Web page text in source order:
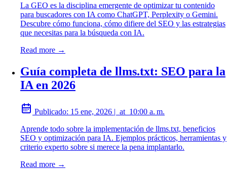
La GEO es la disciplina emergente de optimizar tu contenido
para buscadores con IA como ChatGPT, Perplexity o Gemini.
Descubre cómo funciona, cómo difiere del SEO y las estrategias
que necesitas para la búsqueda con IA.
Read more →
Guía completa de llms.txt: SEO para la
IA en 2026
Publicado: 15 ene, 2026 | at 10:00 a. m.
Aprende todo sobre la implementación de llms.txt, beneficios
SEO y optimización para IA. Ejemplos prácticos, herramientas y
criterio experto sobre si merece la pena implantarlo.
Read more →